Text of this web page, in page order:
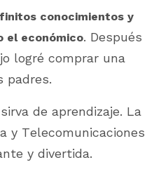
conocimientos y
el económico. Después
logré comprar una
padres.
de aprendizaje. La
y Telecomunicaciones
y divertida.